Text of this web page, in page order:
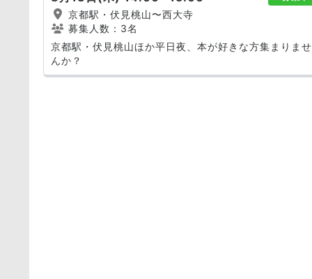
京都駅・伏見桃山〜西大寺
募集人数：3名
京都駅・伏見桃山ほか平日夜、本が好きな方集まりませ
んか？